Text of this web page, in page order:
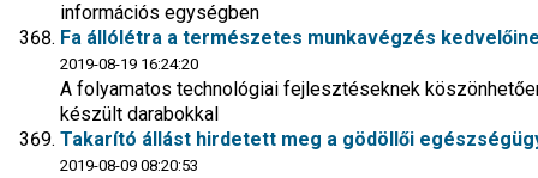
információs egységben
Fa állólétra a természetes munkavégzés
2019-08-19 16:24:20
A folyamatos technológiai fejlesztéseknek
készült darabokkal
Takarító állást hirdetett meg a gödöllői
2019-08-09 08:20:53